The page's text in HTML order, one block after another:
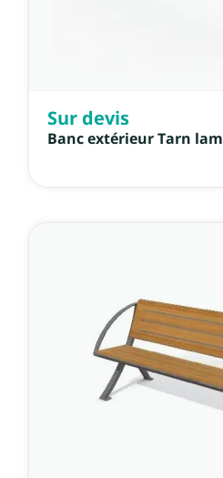
Sur devis
Banc extérieur Tarn